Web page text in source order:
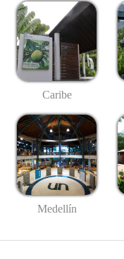
Caribe
Medellín